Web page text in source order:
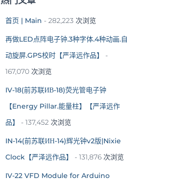
首页 | Main - 282,223 次浏览
再做LED点阵电子钟.3种字体.4种动画.自
动旋屏.GPS校时【严泽远作品】
-
167,070 次浏览
IV-18(前苏联ИВ-18)荧光管电子钟
【Energy Pillar.能量柱】【严泽远作
品】
- 137,452 次浏览
IN-14(前苏联ИН-14)辉光钟v2版|Nixie
Clock【严泽远作品】
- 131,876 次浏览
IV-22 VFD Module for Arduino